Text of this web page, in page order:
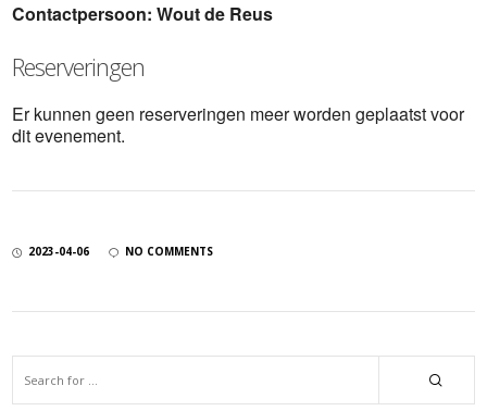
Contactpersoon: Wout de Reus
Reserveringen
Er kunnen geen reserveringen meer worden geplaatst voor
dit evenement.
2023-04-06 NO COMMENTS